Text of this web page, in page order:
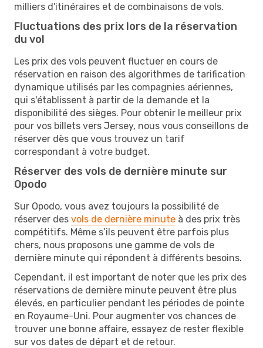
milliers d'itinéraires et de combinaisons de vols.
Fluctuations des prix lors de la réservation
du vol
Les prix des vols peuvent fluctuer en cours de
réservation en raison des algorithmes de tarification
dynamique utilisés par les compagnies aériennes,
qui s'établissent à partir de la demande et la
disponibilité des sièges. Pour obtenir le meilleur prix
pour vos billets vers Jersey, nous vous conseillons de
réserver dès que vous trouvez un tarif
correspondant à votre budget.
Réserver des vols de dernière minute sur
Opodo
Sur Opodo, vous avez toujours la possibilité de
réserver des vols de dernière minute à des prix très
compétitifs. Même s’ils peuvent être parfois plus
chers, nous proposons une gamme de vols de
dernière minute qui répondent à différents besoins.
Cependant, il est important de noter que les prix des
réservations de dernière minute peuvent être plus
élevés, en particulier pendant les périodes de pointe
en Royaume-Uni. Pour augmenter vos chances de
trouver une bonne affaire, essayez de rester flexible
sur vos dates de départ et de retour.